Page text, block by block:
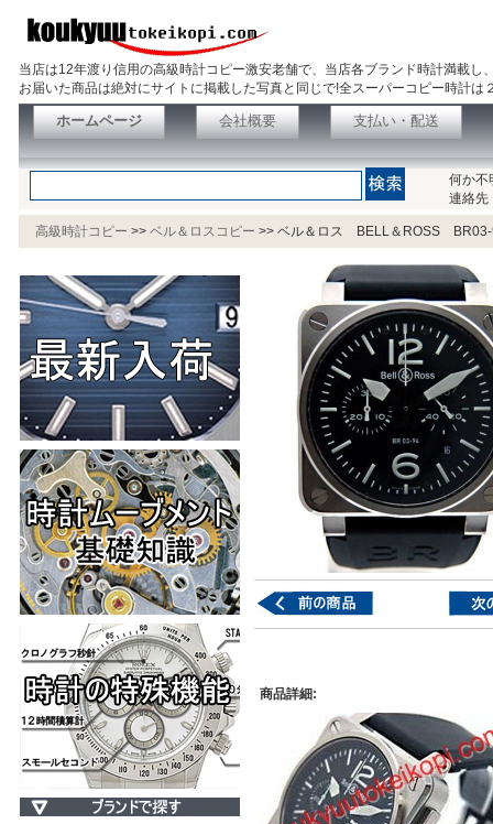
当店は12年渡り信用の高級時計コピー激安老舗で、当店各ブランド時計満載
お届いた商品は絶対にサイトに掲載した写真と同じで!全スーパーコピー時計
ホームページ 会社概要 支払い・配送
何か不
連絡
高級時計コピー >> ベル＆ロスコピー >> ベル＆ロス BELL＆ROSS
商品詳細: